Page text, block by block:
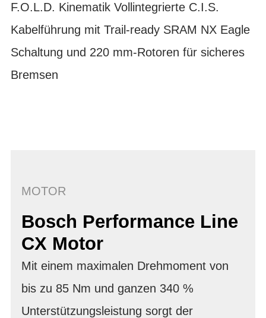
F.O.L.D. Kinematik Vollintegrierte C.I.S.
Kabelführung mit Trail-ready SRAM NX Eagle
Schaltung und 220 mm-Rotoren für sicheres
Bremsen
MOTOR
Bosch Performance Line
CX Motor
Mit einem maximalen Drehmoment von
bis zu 85 Nm und ganzen 340 %
Unterstützungsleistung sorgt der